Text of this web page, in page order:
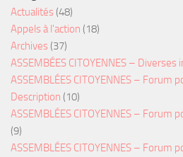
Actualités (48)
Appels à l'action (18)
Archives (37)
ASSEMBÉES CITOYENNES – Diverses
ASSEMBLÉES CITOYENNES – Forum
Description (10)
ASSEMBLÉES CITOYENNES – Forum
(9)
ASSEMBLÉES CITOYENNES – Forum